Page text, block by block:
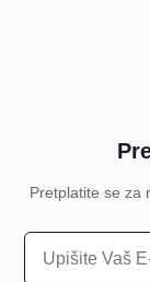
Pretplatite se za